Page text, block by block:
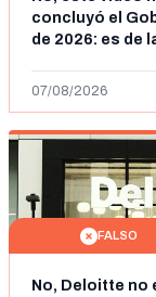
concluyó el
de 2026: es de
07/08/2026
FALSO
No, Deloitte no